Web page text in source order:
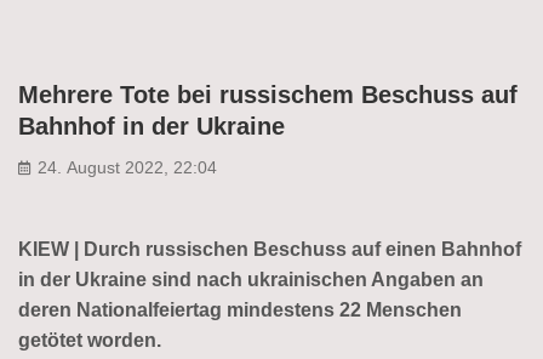
Mehrere Tote bei russischem Beschuss auf
Bahnhof in der Ukraine
24. August 2022, 22:04
KIEW | Durch russischen Beschuss auf einen Bahnhof
in der Ukraine sind nach ukrainischen Angaben an
deren Nationalfeiertag mindestens 22 Menschen
getötet worden.